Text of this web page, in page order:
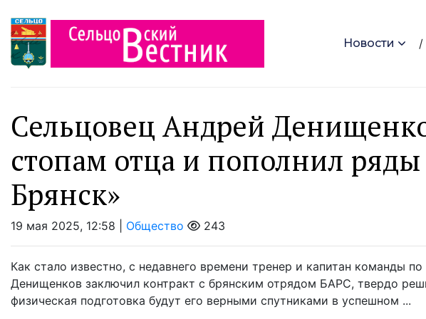
Новости
Сельцовец Андрей
стопам отца и пополнил
Брянск»
19 мая 2025, 12:58 | Общество 243
Как стало известно, с недавнего времени тренер и капитан команды
Денищенков заключил контракт с брянским отрядом БАРС, твердо
физическая подготовка будут его верными спутниками в успешном ...